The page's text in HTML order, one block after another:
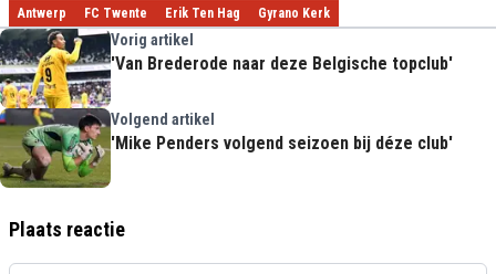
Antwerp FC Twente Erik Ten Hag Gyrano Kerk
Vorig artikel
'Van Brederode naar deze Belgische topclub'
Volgend artikel
'Mike Penders volgend seizoen bij déze club'
Plaats reactie